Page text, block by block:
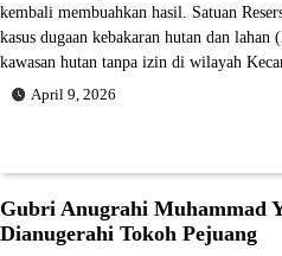
kembali membuahkan hasil. Satuan
kasus dugaan kebakaran hutan dan lahan
kawasan hutan tanpa izin di wilayah
April 9, 2026
Gubri Anugrahi Muhammad
Dianugerahi Tokoh Pejuang